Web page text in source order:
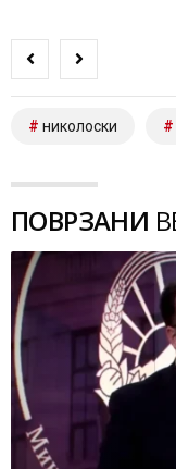
николоски
ПОВРЗАНИ